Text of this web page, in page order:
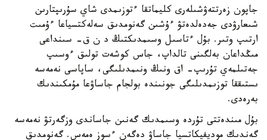
جاپون زەرتتەۋشىلەرى كليماتقا ءتوزىمدى شاي سۇرىپتارىن
شىعارۋدى جەدەلدەتۋ ءۇشىن گەنومدىق سەلەكتسياعا ءۇمىت
ارتىپ وتىر. بۇل ءتاسىل وسىمدىكتىڭ د ن ق- سىنداعى
مىڭداعان بەلگىنى تالداپ، جاس كوشەت تولىق ءوسىپ
جەتىلمەي تۇرىپ- اق ونىڭ ونىمدىلىگى، ساپاسى نەمەسە
ىستىققا توزىمدىلىگى جونىندە بولجام جاساۋعا مۇمكىندىك
بەرەدى.
بۇل مىندەتتى تۇردە وسىمدىك گەنىن جاساندى وزگەرتۋ نەمەسە
گەندىك موديفيكاتسيا جاساۋ دەگەن ءسوز ەمەس. گەنومدىق